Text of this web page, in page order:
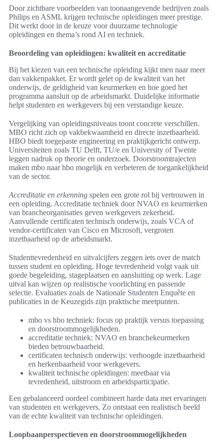
Door zichtbare voorbeelden van toonaangevende bedrijven zoals
Philips en ASML krijgen technische opleidingen meer prestige.
Dit werkt door in de keuze voor duurzame technologie
opleidingen en thema’s rond AI en techniek.
Beoordeling van opleidingen: kwaliteit en accreditatie
Bij het kiezen van een technische opleiding kijkt men naar meer
dan vakkenpakket. Er wordt gelet op de kwaliteit van het
onderwijs, de geldigheid van keurmerken en hoe goed het
programma aansluit op de arbeidsmarkt. Duidelijke informatie
helpt studenten en werkgevers bij een verstandige keuze.
Vergelijking van opleidingsniveaus toont concrete verschillen.
MBO richt zich op vakbekwaamheid en directe inzetbaarheid.
HBO biedt toegepaste engineering en praktijkgericht ontwerp.
Universiteiten zoals TU Delft, TU/e en University of Twente
leggen nadruk op theorie en onderzoek. Doorstroomtrajecten
maken mbo naar hbo mogelijk en verbeteren de toegankelijkheid
van de sector.
Accreditatie en erkenning spelen een grote rol bij vertrouwen in
een opleiding. Accreditatie techniek door NVAO en keurmerken
van brancheorganisaties geven werkgevers zekerheid.
Aanvullende certificaten technisch onderwijs, zoals VCA of
vendor-certificaten van Cisco en Microsoft, vergroten
inzetbaarheid op de arbeidsmarkt.
Studenttevredenheid en uitvalcijfers zeggen iets over de match
tussen student en opleiding. Hoge tevredenheid volgt vaak uit
goede begeleiding, stageplaatsen en aansluiting op werk. Lage
uitval kan wijzen op realistische voorlichting en passende
selectie. Evaluaties zoals de Nationale Studenten Enquête en
publicaties in de Keuzegids zijn praktische meetpunten.
mbo vs hbo techniek: focus op praktijk versus toepassing
en doorstroommogelijkheden.
accreditatie techniek: NVAO en branchekeurmerken
bieden betrouwbaarheid.
certificaten technisch onderwijs: verhoogde inzetbaarheid
en herkenbaarheid voor werkgevers.
kwaliteit technische opleidingen: meetbaar via
tevredenheid, uitstroom en arbeidsparticipatie.
Een gebalanceerd oordeel combineert harde data met ervaringen
van studenten en werkgevers. Zo ontstaat een realistisch beeld
van de echte kwaliteit van technische opleidingen.
Loopbaanperspectieven en doorstroommogelijkheden